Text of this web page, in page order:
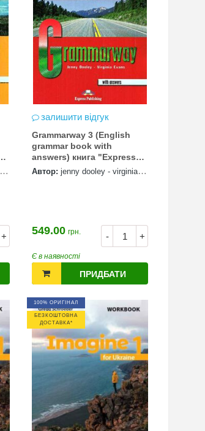
+
залишити відгук
Grammarway 3 (English
grammar book with
answers) книга "Express
Publishing"
Автор: jenny dooley - virginia
- +
549.00 грн.
Є в наявності
ПРИДБАТИ
100% ОРИГІНАЛ
БЕЗКОШТОВНА
ДОСТАВКА*